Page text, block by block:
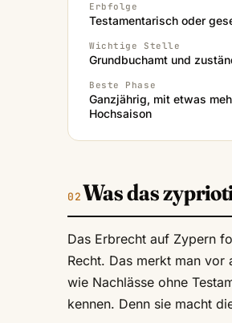
Erbfolge
Testamentarisch oder
Wichtige Stelle
Grundbuchamt und
Beste Phase
Ganzjährig, mit etwas
Hochsaison
Was das
Das Erbrecht auf Zypern
Recht. Das merkt man vor
wie Nachlässe ohne
kennen. Denn sie macht